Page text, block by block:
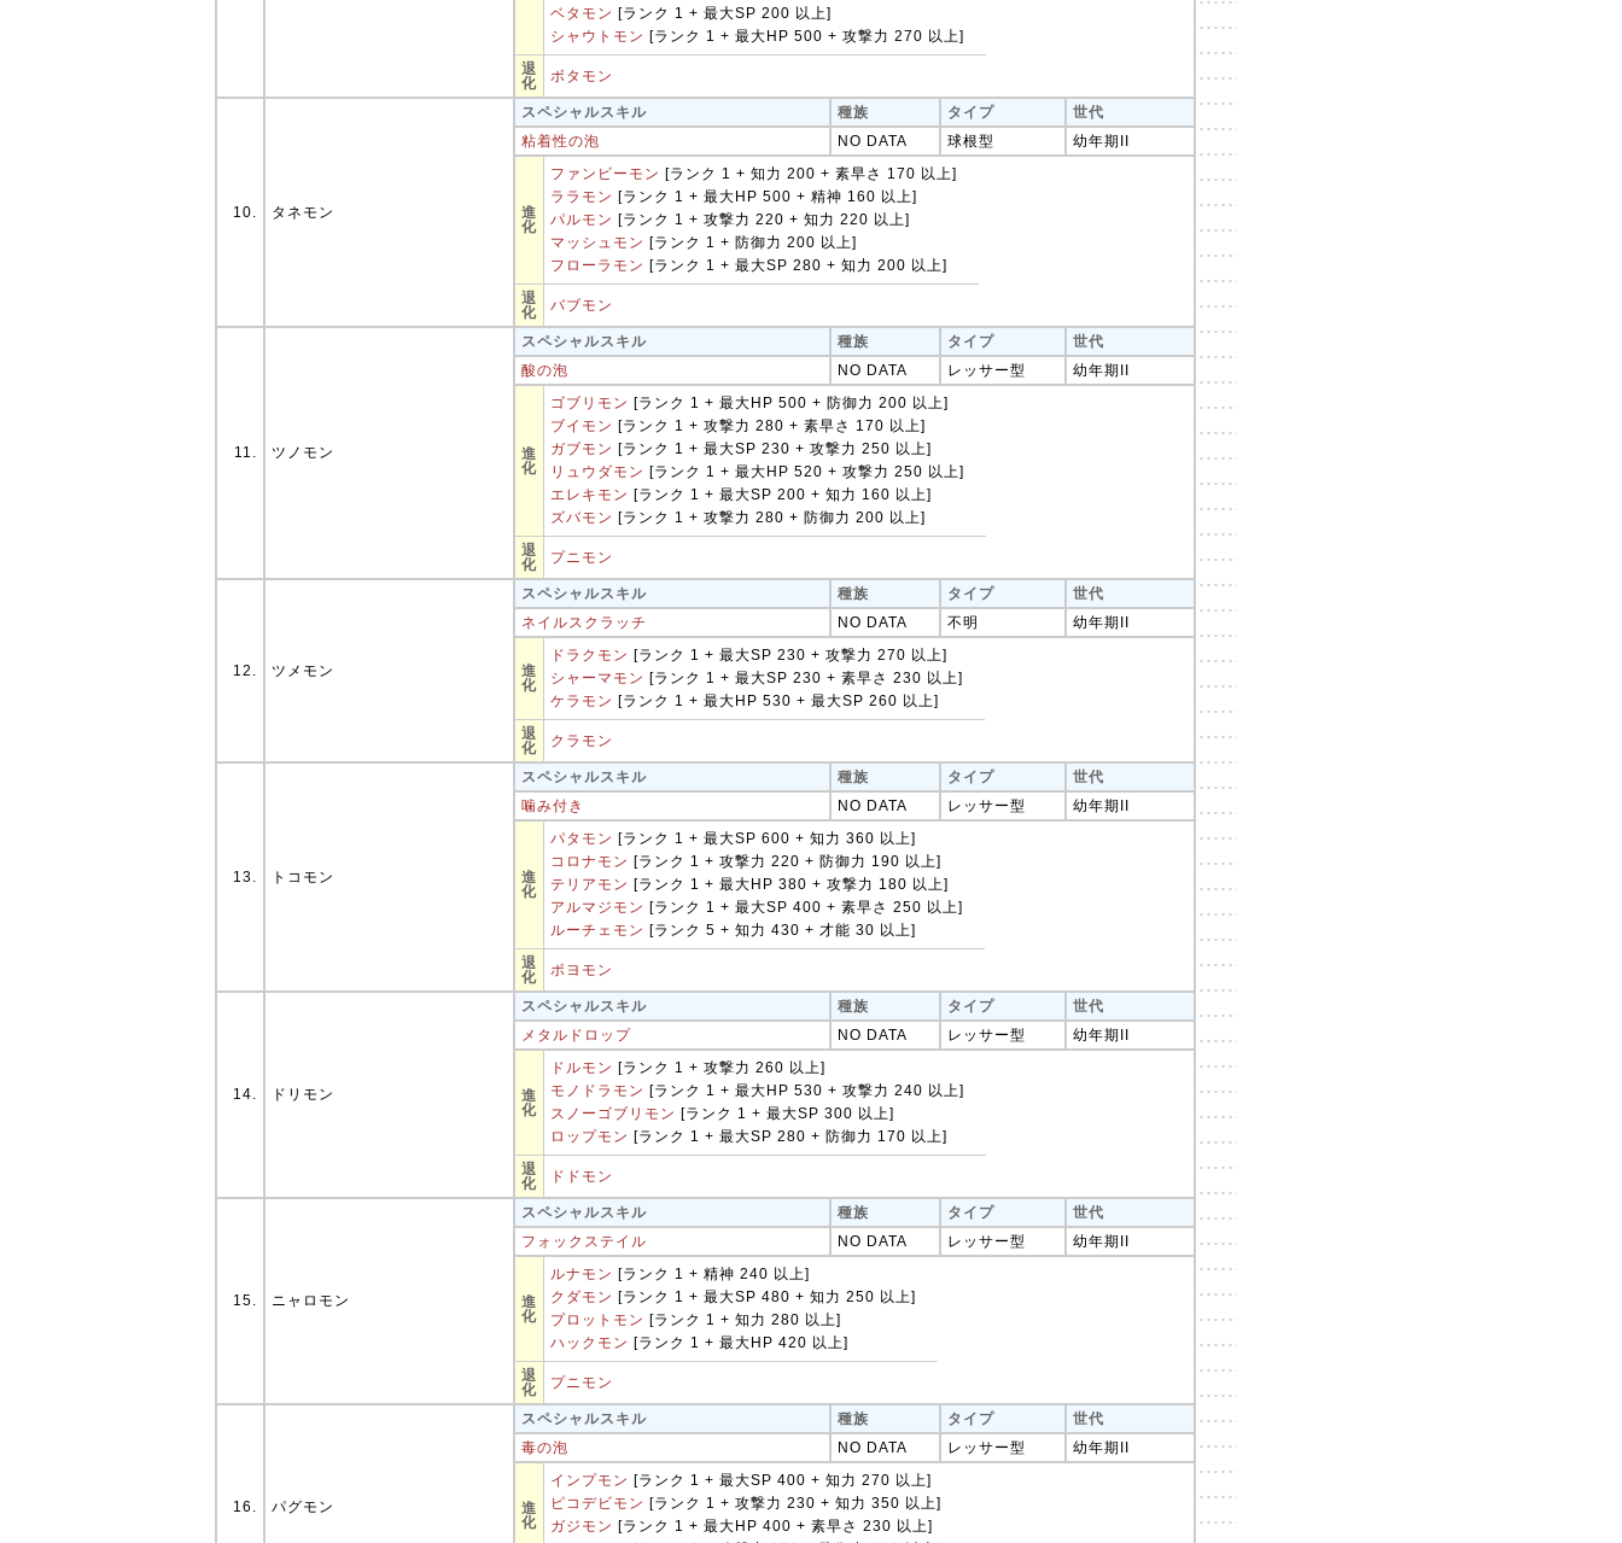
ベタモン [ランク 1 + 最大SP 200 以上]
シャウトモン [ランク 1 + 最大HP 500 + 攻撃力 270 以上]
退
化
ボタモン
10. タネモン
スペシャルスキル 種族 タイプ
世代
粘着性の泡
NO DATA 球根型 幼年期II
進
化
ファンビーモン [ランク 1 + 知力 200 + 素早さ 170 以上]
ララモン [ランク 1 + 最大HP 500 + 精神 160 以上]
パルモン [ランク 1 + 攻撃力 220 + 知力 220 以上]
マッシュモン [ランク 1 + 防御力 200 以上]
フローラモン [ランク 1 + 最大SP 280 + 知力 200 以上]
退
化
バブモン
11. ツノモン
スペシャルスキル 種族 タイプ
世代
酸の泡
NO DATA レッサー型 幼年期II
進
化
ゴブリモン [ランク 1 + 最大HP 500 + 防御力 200 以上]
ブイモン [ランク 1 + 攻撃力 280 + 素早さ 170 以上]
ガブモン [ランク 1 + 最大SP 230 + 攻撃力 250 以上]
リュウダモン [ランク 1 + 最大HP 520 + 攻撃力 250 以上]
エレキモン [ランク 1 + 最大SP 200 + 知力 160 以上]
ズバモン [ランク 1 + 攻撃力 280 + 防御力 200 以上]
退
化
プニモン
12. ツメモン
スペシャルスキル 種族 タイプ
世代
ネイルスクラッチ
NO DATA 不明 幼年期II
進
化
ドラクモン [ランク 1 + 最大SP 230 + 攻撃力 270 以上]
シャーマモン [ランク 1 + 最大SP 230 + 素早さ 230 以上]
ケラモン [ランク 1 + 最大HP 530 + 最大SP 260 以上]
退
化
クラモン
13. トコモン
スペシャルスキル 種族 タイプ
世代
噛み付き
NO DATA レッサー型 幼年期II
進
化
パタモン [ランク 1 + 最大SP 600 + 知力 360 以上]
コロナモン [ランク 1 + 攻撃力 220 + 防御力 190 以上]
テリアモン [ランク 1 + 最大HP 380 + 攻撃力 180 以上]
アルマジモン [ランク 1 + 最大SP 400 + 素早さ 250 以上]
ルーチェモン [ランク 5 + 知力 430 + 才能 30 以上]
退
化
ポヨモン
14. ドリモン
スペシャルスキル 種族 タイプ
世代
メタルドロップ
NO DATA レッサー型 幼年期II
進
化
ドルモン [ランク 1 + 攻撃力 260 以上]
モノドラモン [ランク 1 + 最大HP 530 + 攻撃力 240 以上]
スノーゴブリモン [ランク 1 + 最大SP 300 以上]
ロップモン [ランク 1 + 最大SP 280 + 防御力 170 以上]
退
化
ドドモン
15. ニャロモン
スペシャルスキル 種族 タイプ
世代
フォックステイル
NO DATA レッサー型 幼年期II
進
化
ルナモン [ランク 1 + 精神 240 以上]
クダモン [ランク 1 + 最大SP 480 + 知力 250 以上]
プロットモン [ランク 1 + 知力 280 以上]
ハックモン [ランク 1 + 最大HP 420 以上]
退
化
プニモン
16. パグモン
スペシャルスキル 種族 タイプ
世代
毒の泡
NO DATA レッサー型 幼年期II
進
化
インプモン [ランク 1 + 最大SP 400 + 知力 270 以上]
ピコデビモン [ランク 1 + 攻撃力 230 + 知力 350 以上]
ガジモン [ランク 1 + 最大HP 400 + 素早さ 230 以上]